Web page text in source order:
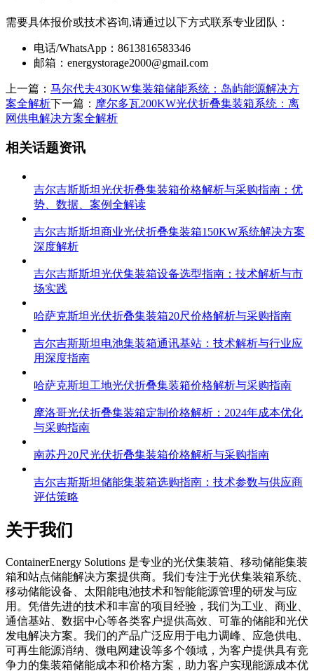
需要具体报价或技术咨询,请通过以下方式联系专业团队：
电话/WhatsApp：8613816583346
邮箱： energystorage2000@gmail.com
上一篇： 马尔代夫430KW集装箱储能系统：岛屿能源解决方
案全解析下一篇： 摩尔多瓦200KW光伏折叠集装箱系统：离
网供电解决方案全解析
相关话题资讯
吉尔吉斯斯坦光伏折叠集装箱价格解析与采购指南：优
势、数据、案例全解读
吉尔吉斯斯坦商业光伏折叠集装箱150KW系统解决方案
深度解析
吉尔吉斯斯坦光伏集装箱设备选型指南：技术解析与市
场实践
哈萨克斯坦光伏折叠集装箱20尺价格解析与采购指南
吉尔吉斯斯坦电池集装箱通讯基站：技术解析与行业应
用深度指南
哈萨克斯坦工地光伏折叠集装箱价格解析与采购指南
摩洛哥光伏折叠集装箱定制价格解析：2024年成本优化
与采购指南
南苏丹20尺光伏折叠集装箱价格解析与采购指南
吉尔吉斯斯坦储能集装箱选购指南：技术参数与供应商
评估策略
关于我们
ContainerEnergy Solutions 是专业的光伏集装箱、移动储能集装
箱和站点储能解决方案提供商。我们专注于光伏集装箱系统、
移动储能设备、太阳能电池技术和智能能源管理的研发与应
用。凭借先进的技术和丰富的项目经验，我们为工业、商业、
通信基站、数据中心等各类客户提供高效、可靠的储能和光伏
发电解决方案。我们的产品广泛应用于电力调峰、应急供电、
可再生能源消纳、微电网建设等多个领域，为客户提供具有竞
争力的集装箱储能成本和价格方案，助力客户实现能源成本优